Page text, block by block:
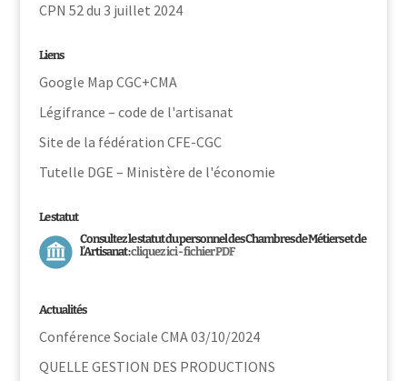
CPN 52 du 3 juillet 2024
Liens
Google Map CGC+CMA
Légifrance – code de l'artisanat
Site de la fédération CFE-CGC
Tutelle DGE – Ministère de l'économie
Le statut
Consultez le statut du personnel des Chambres de Métiers et de
l’Artisanat :cliquez ici - fichier PDF
Actualités
Conférence Sociale CMA 03/10/2024
QUELLE GESTION DES PRODUCTIONS